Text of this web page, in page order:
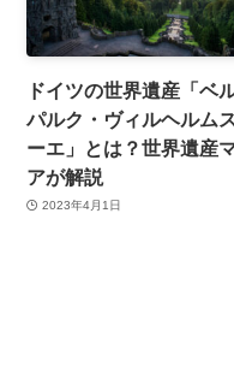
ドイツの世界遺産「ベ
パルク・ヴィルヘルム
ーエ」とは？世界遺産
アが解説
2023年4月1日